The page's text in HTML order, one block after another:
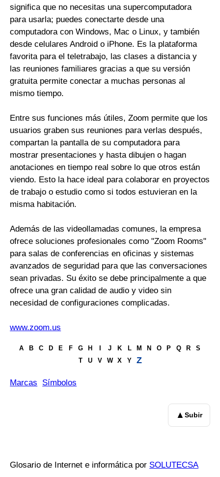
significa que no necesitas una supercomputadora
para usarla; puedes conectarte desde una
computadora con Windows, Mac o Linux, y también
desde celulares Android o iPhone. Es la plataforma
favorita para el teletrabajo, las clases a distancia y
las reuniones familiares gracias a que su versión
gratuita permite conectar a muchas personas al
mismo tiempo.
Entre sus funciones más útiles, Zoom permite que los
usuarios graben sus reuniones para verlas después,
compartan la pantalla de su computadora para
mostrar presentaciones y hasta dibujen o hagan
anotaciones en tiempo real sobre lo que otros están
viendo. Esto la hace ideal para colaborar en proyectos
de trabajo o estudio como si todos estuvieran en la
misma habitación.
Además de las videollamadas comunes, la empresa
ofrece soluciones profesionales como "Zoom Rooms"
para salas de conferencias en oficinas y sistemas
avanzados de seguridad para que las conversaciones
sean privadas. Su éxito se debe principalmente a que
ofrece una gran calidad de audio y video sin
necesidad de configuraciones complicadas.
www.zoom.us
A B C D E F G H J K L M N O P Q R
S
T
U V W X Y Z
Marcas Símbolos
▲ Subir
Glosario de Internet e informática por SOLUTECSA